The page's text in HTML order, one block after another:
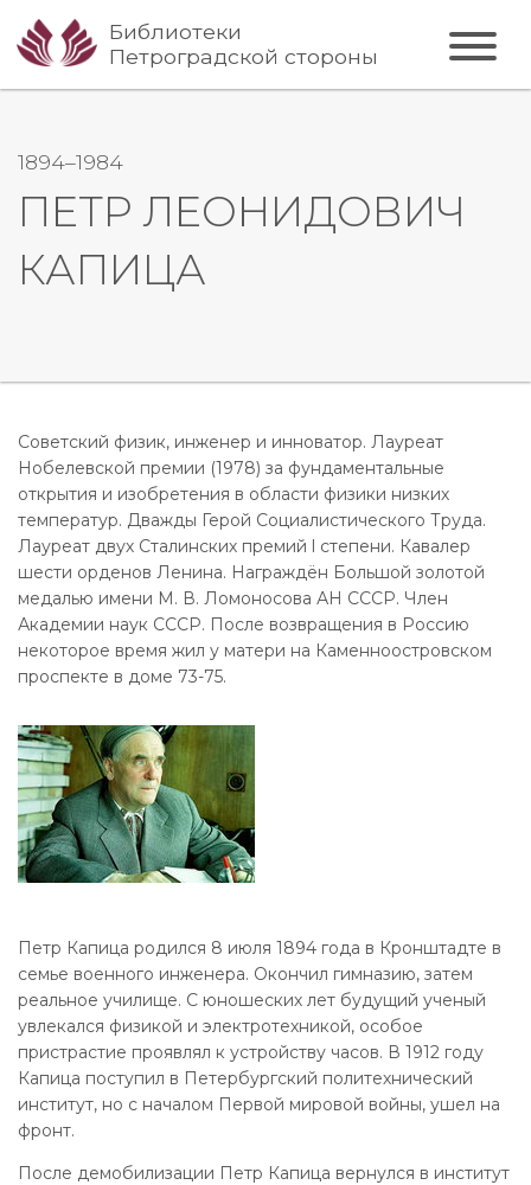
Библиотеки
Петроградской стороны
1894–1984
ПЕТР ЛЕОНИДОВИЧ
КАПИЦА
Советский физик, инженер и инноватор. Лауреат
Нобелевской премии (1978) за фундаментальные
открытия и изобретения в области физики низких
температур. Дважды Герой Социалистического Труда.
Лауреат двух Сталинских премий l степени. Кавалер
шести орденов Ленина. Награждён Большой золотой
медалью имени М. В. Ломоносова АН СССР. Член
Академии наук СССР. После возвращения в Россию
некоторое время жил у матери на Каменноостровском
проспекте в доме 73-75.
Петр Капица родился 8 июля 1894 года в Кронштадте в
семье военного инженера. Окончил гимназию, затем
реальное училище. С юношеских лет будущий ученый
увлекался физикой и электротехникой, особое
пристрастие проявлял к устройству часов. В 1912 году
Капица поступил в Петербургский политехнический
институт, но с началом Первой мировой войны, ушел на
фронт.
После демобилизации Петр Капица вернулся в институт